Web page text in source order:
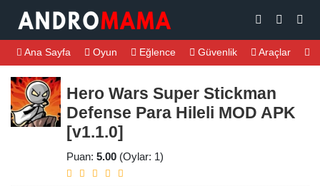
Ana Sayfa Oyun Eğlence Güvenlik Araçlar
Hero Wars Super Stickman
Defense Para Hileli MOD APK
[v1.1.0]
Puan: 5.00 (Oylar: 1)